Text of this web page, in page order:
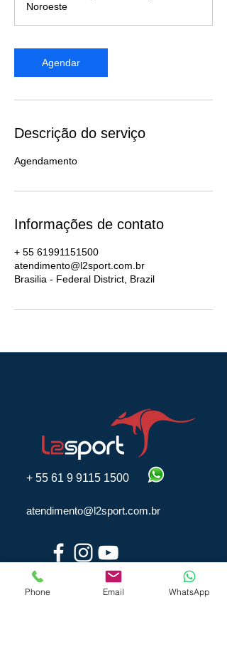
Noroeste
Agendar
Descrição do serviço
Agendamento
Informações de contato
+ 55 61991151500
atendimento@l2sport.com.br
Brasilia - Federal District, Brazil
+ 55 61 9 9115 1500
atendimento@l2sport.com.br
Phone Email WhatsApp